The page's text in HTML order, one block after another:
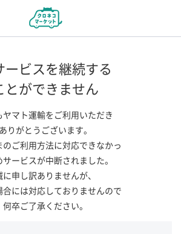
ービスを継続する
とができません
ヤマト運輸をご利用いただき
ありがとうございます。
のご利用方法に対応できなかっ
サービスが中断されました。
に申し訳ありませんが、
合には対応しておりませんので
何卒ご了承ください。